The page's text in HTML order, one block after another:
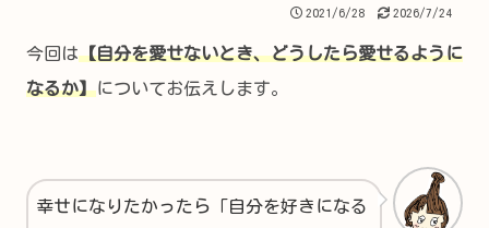
2021/6/28 2026/7/24
今回は【自分を愛せないとき、どうしたら愛せるように
なるか】についてお伝えします。
幸せになりたかったら「自分を好きになる